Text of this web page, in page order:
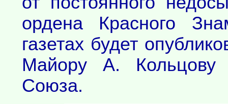
ордена Красного
газетах будет
Майору А. Кольцову
Союза.